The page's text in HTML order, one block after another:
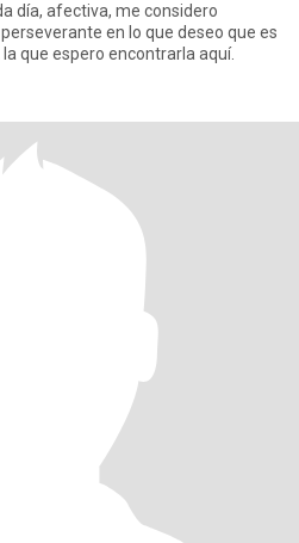
día, afectiva, me considero
en lo que deseo que es
que espero encontrarla aquí.